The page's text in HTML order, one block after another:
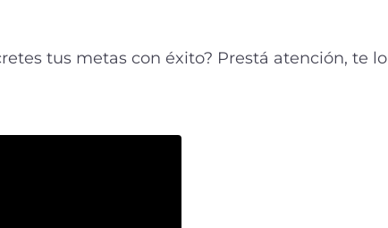
tus metas con éxito? Prestá atención, te lo